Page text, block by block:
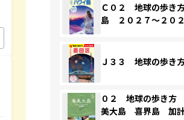
Ｃ０２ 地球の歩き
島 ２０２７～２０
Ｊ３３ 地球の歩き
０２ 地球の歩き
美大島 喜界島 加